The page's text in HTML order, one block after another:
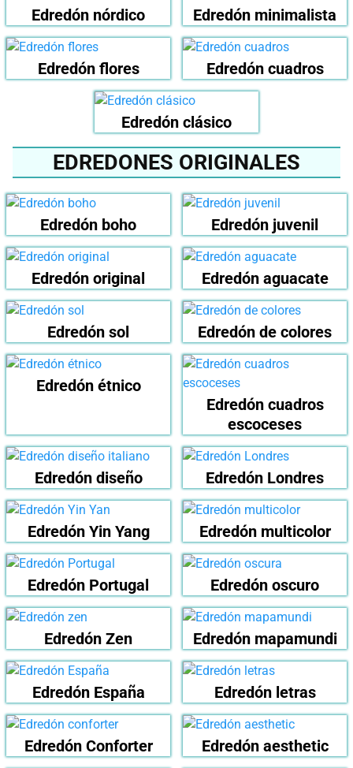
Edredón nórdico Edredón minimalista
Edredón flores Edredón cuadros
Edredón clásico
EDREDONES ORIGINALES
Edredón boho Edredón juvenil
Edredón original Edredón aguacate
Edredón sol Edredón de colores
Edredón étnico
Edredón cuadros
escoceses
Edredón diseño Edredón Londres
Edredón Yin Yang Edredón multicolor
Edredón Portugal Edredón oscuro
Edredón Zen Edredón mapamundi
Edredón España Edredón letras
Edredón Conforter Edredón aesthetic